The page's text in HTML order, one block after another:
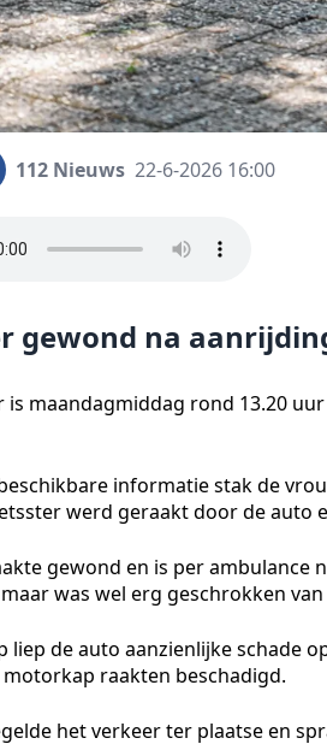
112 Nieuws 22-6-2026 16:00
gewond na
is maandagmiddag rond 13.20
informatie stak de
werd geraakt door de auto
gewond en is per ambulance
was wel erg geschrokken
liep de auto aanzienlijke schade
raakten beschadigd.
het verkeer ter plaatse en